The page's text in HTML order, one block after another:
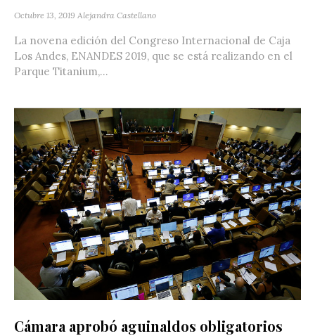
Octubre 13, 2019 Alejandra Castellano
La novena edición del Congreso Internacional de Caja
Los Andes, ENANDES 2019, que se está realizando en el
Parque Titanium,...
Cámara aprobó aguinaldos obligatorios